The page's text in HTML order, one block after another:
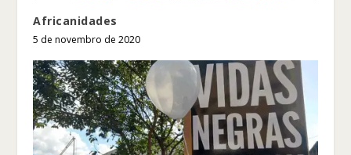
Africanidades
5 de novembro de 2020